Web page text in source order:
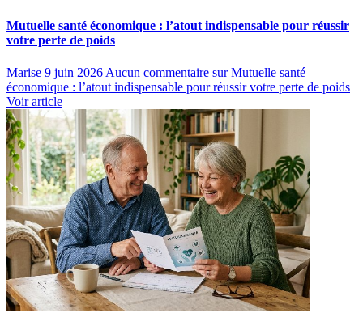
Mutuelle santé économique : l’atout indispensable pour réussir
votre perte de poids
Marise 9 juin 2026 Aucun commentaire sur Mutuelle santé
économique : l’atout indispensable pour réussir votre perte de poids
Voir article